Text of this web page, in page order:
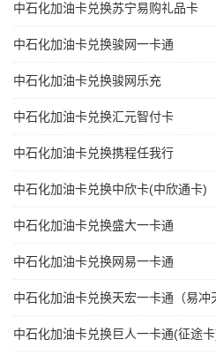
中石化加油卡兑换苏宁易购礼品卡
中石化加油卡兑换骏网一卡通
中石化加油卡兑换骏网乐充
中石化加油卡兑换汇元智付卡
中石化加油卡兑换携程任我行
中石化加油卡兑换中欣卡(中欣通卡)
中石化加油卡兑换盛大一卡通
中石化加油卡兑换网易一卡通
中石化加油卡兑换天宏一卡通（易冲
中石化加油卡兑换巨人一卡通(征途